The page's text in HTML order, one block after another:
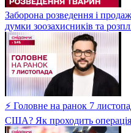
Заборона розведення і
думки зоозахисників та
⚡ Головне на ранок 7
США? Як проходить операція